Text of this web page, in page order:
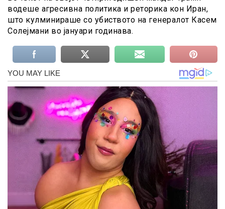
водеше агресивна политика и реторика кон Иран,
што кулминираше со убиството на генералот Касем
Солејмани во јануари годинава.